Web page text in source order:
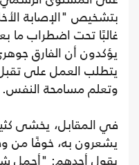
بتشخيص "الإصابة
غالبًا تحت اضطراب ما
يؤكدون أن الفارق
يتطلب العمل على
وتعلم مسامحة النفس.
في المقابل، يخشى
يشعرون به، خوفًا من
يقول أحدهم: "أحمل